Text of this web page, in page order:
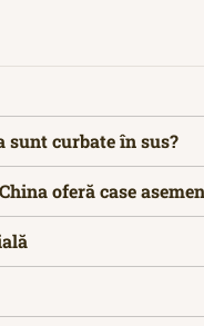
sunt curbate în sus?
oferă case